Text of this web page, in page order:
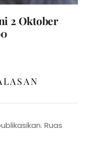
2 Oktober
Ruas